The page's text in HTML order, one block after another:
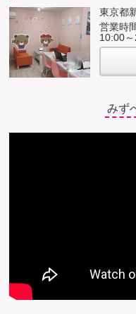
東京都
営業時
10:00
みず